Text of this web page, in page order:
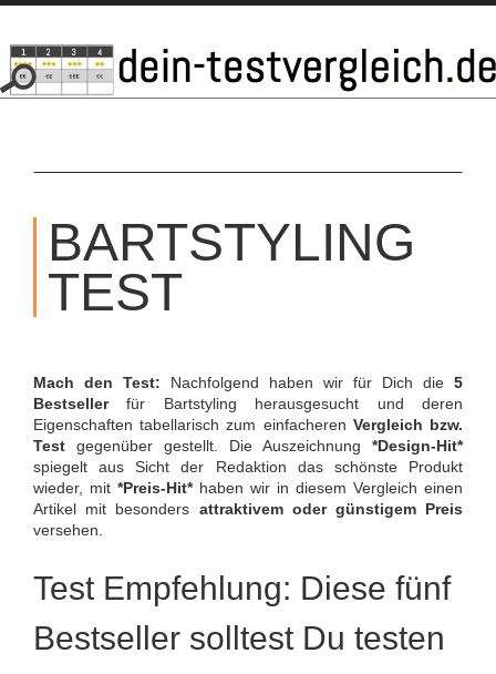
SKIP
CONTENT
BARTSTYLING
TEST
Mach den Test: Nachfolgend haben wir für Dich die 5
Bestsellerfür Bartstyling herausgesucht und deren
Eigenschaften tabellarisch zum einfacheren Vergleich bzw.
Test gegenüber gestellt. Die Auszeichnung *Design-Hit*
spiegelt aus Sicht der Redaktion das schönste Produkt
wieder, mit *Preis-Hit*haben wir in diesem Vergleich einen
Artikel mit besonders attraktivem oder günstigem Preis
versehen.
Test Empfehlung: Diese fünf
Bestseller solltest Du testen